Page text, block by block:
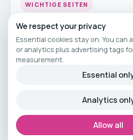
WICHTIGE SEITEN
Fitnessurlaub
Fitness Urlaub
Fitnessreisen
© 2026 Reiseathleten
Kuratiertes Fitnessreisen-
Reiseathleten.
We respect your privacy
Essential cookies stay on. You can
or analytics plus advertising tags
measurement.
Essential
Analytics
Allow all